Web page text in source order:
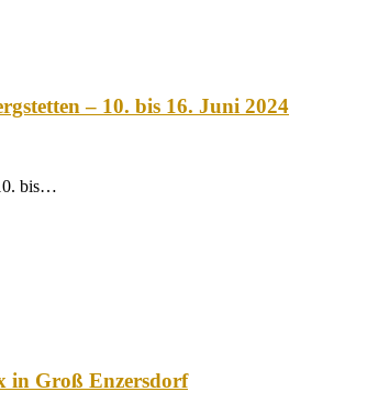
– 10. bis 16. Juni 2024
bis…
in Groß Enzersdorf